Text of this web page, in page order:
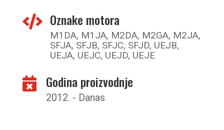
 Oznake motora
M1DA, M1JA, M2DA, M2GA, M2JA,
SFJA, SFJB, SFJC, SFJD, UEJB,
UEJA, UEJC, UEJD, UEJE
 Godina proizvodnje
2012. - Danas